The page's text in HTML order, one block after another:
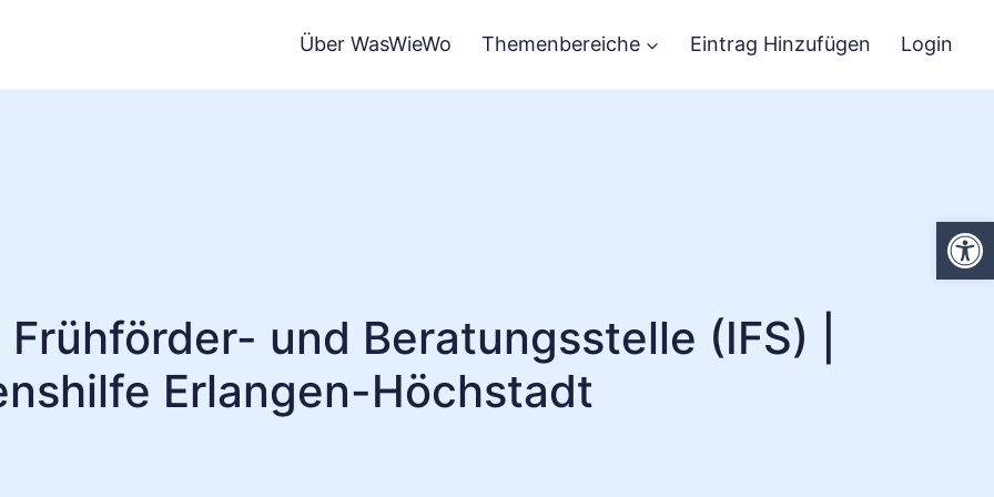
Über WasWieWo Themenbereiche Eintrag Hinzufügen Login
und Beratungsstelle (IFS) |
Erlangen-Höchstadt